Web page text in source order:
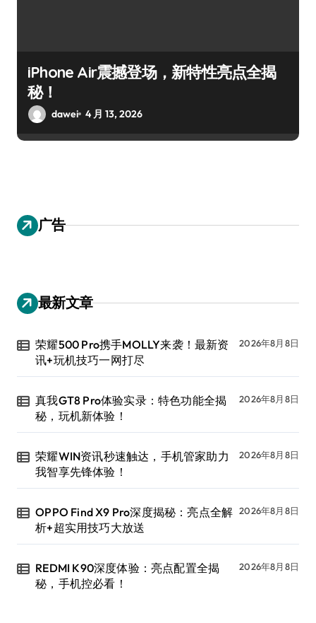
iPhone Air震撼登场，新特性亮点全揭
秘！
dawei 4 月 13, 2026
广告
最新文章
荣耀500 Pro携手MOLLY来袭！最新资
讯+玩机技巧一网打尽
2026年8月8日
真我GT8 Pro体验实录：特色功能全揭
秘，玩机新体验！
2026年8月8日
荣耀WIN资讯秒速触达，手机管家助力
我智享先锋体验！
2026年8月8日
OPPO Find X9 Pro深度揭秘：亮点全解
析+超实用技巧大放送
2026年8月8日
REDMI K90深度体验：亮点配置全揭
秘，手机控必看！
2026年8月8日